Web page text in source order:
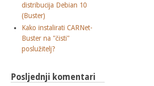
distribucija Debian 10
(Buster)
Kako instalirati CARNet-
Buster na "čisti"
poslužitelj?
Posljednji komentari